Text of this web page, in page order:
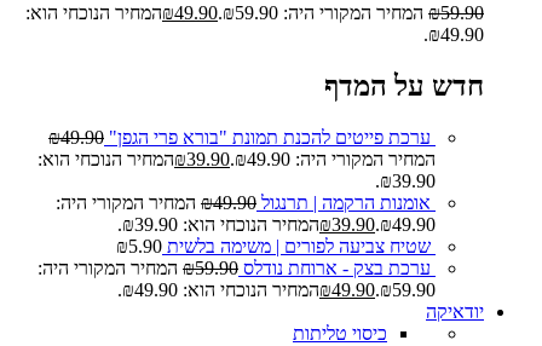
₪59.90 המחיר המקורי היה: ₪59.90. ₪49.90
המחיר הנוכחי הוא:
₪49.90.
חדש על המדף
ערכת פייטים להכנת תמונת "בורא פרי הגפן" ₪49.90
המחיר המקורי היה: ₪49.90.
₪39.90
המחיר הנוכחי הוא:
₪39.90.
אומנות הרקמה | תרנגול
₪49.90
המחיר המקורי היה:
₪49.90.
₪39.90
המחיר הנוכחי הוא: ₪39.90.
שטיח צביעה לפורים | משימה בלשית
₪5.90
ערכת בצק - ארוחת נודלס
₪59.90
המחיר המקורי היה:
₪59.90.
₪49.90
המחיר הנוכחי הוא: ₪49.90.
יודאיקה
כיסוי טליתות